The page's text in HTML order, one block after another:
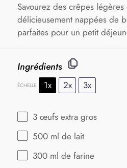
Savourez des crêpes légères
délicieusement nappées de
parfaites pour un petit
Ingrédients
ÉCHELLE 1x 2x 3x
3 œufs extra gros
500 ml de lait
300 ml de farine